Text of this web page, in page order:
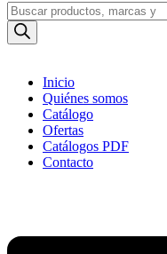
Búsqueda
de
productos
Inicio
Quiénes somos
Catálogo
Ofertas
Catálogos PDF
Contacto